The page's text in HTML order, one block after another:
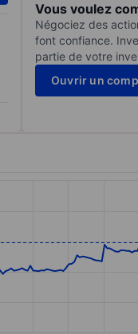
Vous voulez
Négociez des
font confiance.
partie de votre
Ouvrir un
to 234.79.